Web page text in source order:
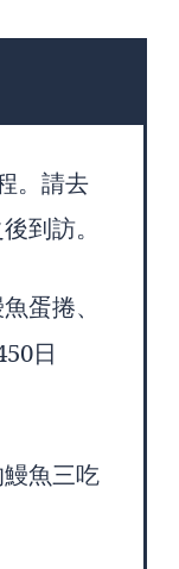
。請去
到訪。
蛋捲、
日
魚三吃